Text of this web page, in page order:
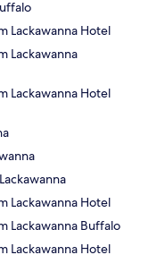
Lackawanna Hotel
Lackawanna
Lackawanna Hotel
Lackawanna Hotel
Lackawanna Buffalo
Lackawanna Hotel